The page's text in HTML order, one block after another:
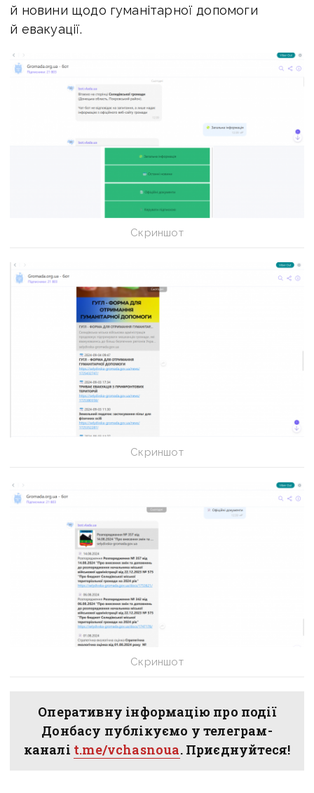
й новини щодо гуманітарної допомоги
й евакуації.
Скриншот
Скриншот
Скриншот
Оперативну інформацію про події
Донбасу публікуємо у телеграм-
каналі t.me/vchasnoua. Приєднуйтеся!